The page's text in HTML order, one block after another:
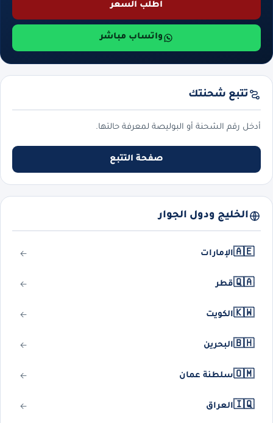
اطلب السعر
واتساب مباشر
تتبع شحنتك
أدخل رقم الشحنة أو البوليصة لمعرفة حالتها.
صفحة التتبع
الخليج ودول الجوار
🇦🇪الإمارات
🇶🇦قطر
🇰🇼الكويت
🇧🇭البحرين
🇴🇲سلطنة عمان
🇮🇶العراق